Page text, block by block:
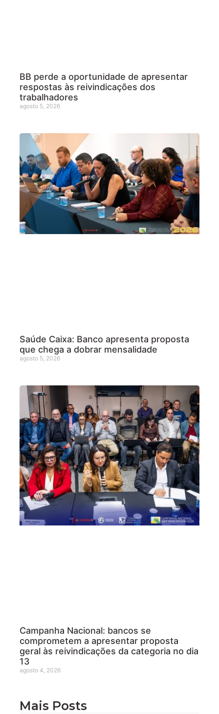
BB perde a oportunidade de apresentar
respostas às reivindicações dos
trabalhadores
agosto 5, 2026
Saúde Caixa: Banco apresenta proposta
que chega a dobrar mensalidade
agosto 5, 2026
Campanha Nacional: bancos se
comprometem a apresentar proposta
geral às reivindicações da categoria no dia
13
agosto 4, 2026
Mais Posts